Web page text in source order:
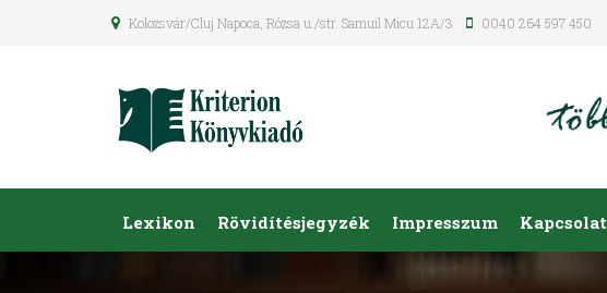
Kolozsvár/Cluj Napoca, Rózsa u./str. Samuil Micu 12A/3 0040 264 597 450
Lexikon Rövidítésjegyzék Impresszum Kapcsolat